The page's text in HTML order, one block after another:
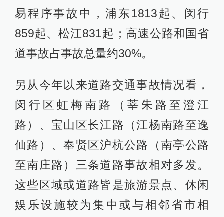
易程序事故中，浦东1813起、闵行
859起、松江831起；高速公路和国省
道事故占事故总量约30%。
另从今年以来道路交通事故情况看，
闵行区虹梅南路（莘朱路至澄江
路）、宝山区长江路（江杨南路至逸
仙路）、奉贤区沪杭公路（南亭公路
至南庄路）三条道路事故相对多发。
这些区域或道路皆是旅游景点、休闲
娱乐设施较为集中或与相邻省市相